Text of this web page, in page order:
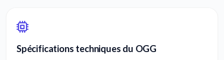
Spécifications techniques du OGG